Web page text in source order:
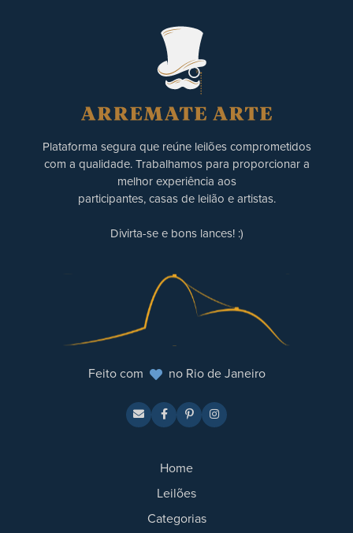
Plataforma segura que reúne leilões comprometidos
com a qualidade. Trabalhamos para proporcionar a
melhor experiência aos
participantes, casas de leilão e artistas.
Divirta-se e bons lances! :)
Feito com no Rio de Janeiro
Home
Leilões
Categorias